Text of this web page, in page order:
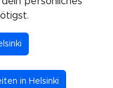
in Helsinki